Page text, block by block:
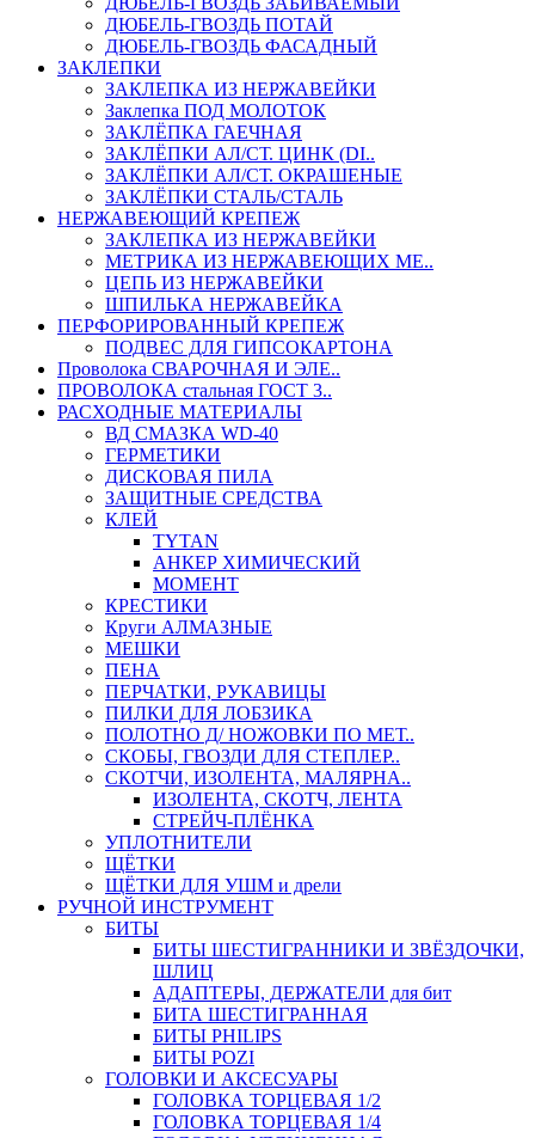
ДЮБЕЛЬ-ГВОЗДЬ ПОТАЙ
ДЮБЕЛЬ-ГВОЗДЬ ФАСАДНЫЙ
ЗАКЛЕПКИ
ЗАКЛЕПКА ИЗ НЕРЖАВЕЙКИ
Заклепка ПОД МОЛОТОК
ЗАКЛЁПКА ГАЕЧНАЯ
ЗАКЛЁПКИ АЛ/СТ. ЦИНК (DI..
ЗАКЛЁПКИ АЛ/СТ. ОКРАШЕНЫЕ
ЗАКЛЁПКИ СТАЛЬ/СТАЛЬ
НЕРЖАВЕЮЩИЙ КРЕПЕЖ
ЗАКЛЕПКА ИЗ НЕРЖАВЕЙКИ
МЕТРИКА ИЗ НЕРЖАВЕЮЩИХ МЕ..
ЦЕПЬ ИЗ НЕРЖАВЕЙКИ
ШПИЛЬКА НЕРЖАВЕЙКА
ПЕРФОРИРОВАННЫЙ КРЕПЕЖ
ПОДВЕС ДЛЯ ГИПСОКАРТОНА
Проволока СВАРОЧНАЯ И ЭЛЕ..
ПРОВОЛОКА стальная ГОСТ 3..
РАСХОДНЫЕ МАТЕРИАЛЫ
ВД СМАЗКА WD-40
ГЕРМЕТИКИ
ДИСКОВАЯ ПИЛА
ЗАЩИТНЫЕ СРЕДСТВА
КЛЕЙ
TYTAN
АНКЕР ХИМИЧЕСКИЙ
МОМЕНТ
КРЕСТИКИ
Круги АЛМАЗНЫЕ
МЕШКИ
ПЕНА
ПЕРЧАТКИ, РУКАВИЦЫ
ПИЛКИ ДЛЯ ЛОБЗИКА
ПОЛОТНО Д/ НОЖОВКИ ПО МЕТ..
СКОБЫ, ГВОЗДИ ДЛЯ СТЕПЛЕР..
СКОТЧИ, ИЗОЛЕНТА, МАЛЯРНА..
ИЗОЛЕНТА, СКОТЧ, ЛЕНТА
СТРЕЙЧ-ПЛЁНКА
УПЛОТНИТЕЛИ
ЩЁТКИ
ЩЁТКИ ДЛЯ УШМ и дрели
РУЧНОЙ ИНСТРУМЕНТ
БИТЫ
БИТЫ ШЕСТИГРАННИКИ И ЗВЁЗДОЧКИ,
ШЛИЦ
АДАПТЕРЫ, ДЕРЖАТЕЛИ для бит
БИТА ШЕСТИГРАННАЯ
БИТЫ PHILIPS
БИТЫ POZI
ГОЛОВКИ И АКСЕСУАРЫ
ГОЛОВКА ТОРЦЕВАЯ 1/2
ГОЛОВКА ТОРЦЕВАЯ 1/4